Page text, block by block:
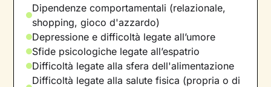
Dipendenze comportamentali (relazionale,
shopping, gioco d'azzardo)
Depressione e difficoltà legate all’umore
Sfide psicologiche legate all’espatrio
Difficoltà legate alla sfera dell'alimentazione
Difficoltà legate alla salute fisica (propria o di